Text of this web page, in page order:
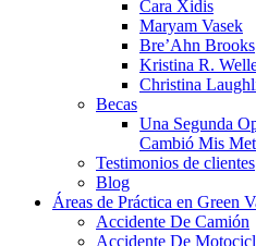
Cara Xidis
Maryam Vasek
Bre’Ahn Brooks
Kristina R.
Christina
Becas
Una Segunda
Cambió Mis
Testimonios de clientes
Blog
Áreas de Práctica en Green
Accidente De Camión
Accidente De